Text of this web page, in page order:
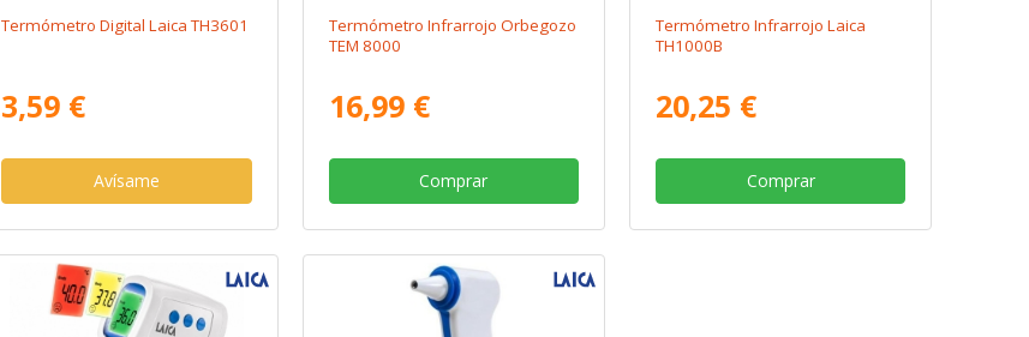
Termómetro Digital Laica TH3601
3,59 €
Avísame
Termómetro Infrarrojo Orbegozo
TEM 8000
16,99 €
Comprar
Termómetro Infrarrojo Laica
TH1000B
20,25 €
Comprar